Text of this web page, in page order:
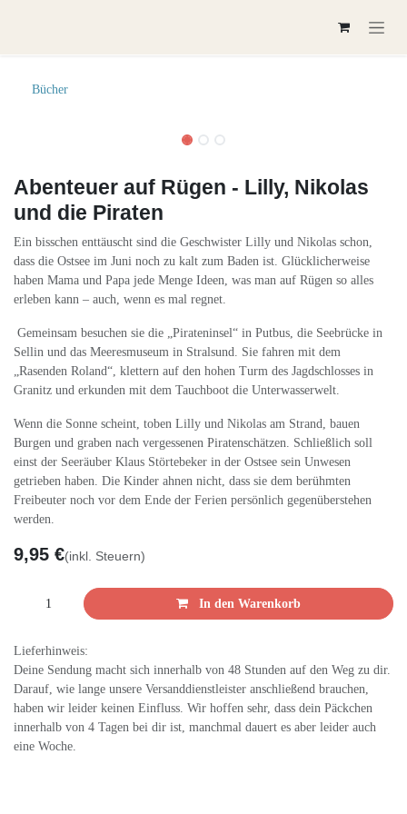
Bücher
Abenteuer auf Rügen - Lilly, Nikolas
und die Piraten
Ein bisschen enttäuscht sind die Geschwister Lilly und
Nikolas schon, dass die Ostsee im Juni noch zu kalt zum
Baden ist. Glücklicherweise haben Mama und Papa jede
Menge Ideen, was man auf Rügen so alles erleben kann –
Gemeinsam besuchen sie die „Pirateninsel“ in Putbus, die
Seebrücke in Sellin und das Meeresmuseum in Stralsund.
Sie fahren mit dem „Rasenden Roland“, klettern auf den
dem Tauchboot die Unterwasserwelt.
Wenn die Sonne scheint, toben Lilly und Nikolas am Strand,
bauen Burgen und graben nach vergessenen
Piratenschätzen. Schließlich soll einst der Seeräuber Klaus
Störtebeker in der Ostsee sein Unwesen getrieben haben.
Freibeuter noch vor dem Ende der Ferien persönlich
9,95€ (inkl. Steuern)
Lieferhinweis:
Deine Sendung macht sich innerhalb von 48 Stunden auf
den Weg zu dir. Darauf, wie lange unsere